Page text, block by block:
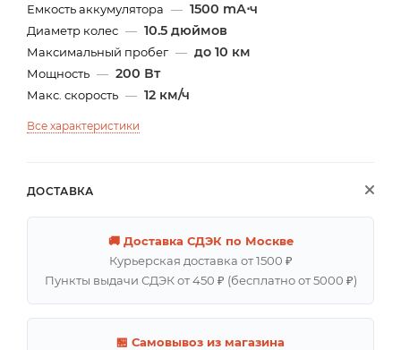
Емкость аккумулятора — 1500 mА⋅ч
Диаметр колес — 10.5 дюймов
Максимальный пробег — до 10 км
Мощность — 200 Вт
Макс. скорость — 12 км/ч
Все характеристики
ДОСТАВКА
🚚 Доставка СДЭК по Москве
Курьерская доставка от 1500 ₽
Пункты выдачи СДЭК от 450 ₽ (бесплатно от 5000 ₽)
🏪 Самовывоз из магазина